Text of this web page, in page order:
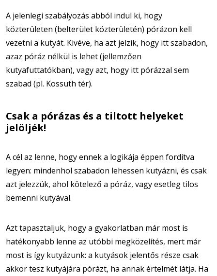
A jelenlegi szabályozás abból indul ki, hogy
közterületen (belterület közterületén) pórázon kell
vezetni a kutyát. Kivéve, ha azt jelzik, hogy itt szabadon,
azaz póráz nélkül is lehet (jellemzően
kutyafuttatókban), vagy azt, hogy itt pórázzal sem
szabad (pl. Kossuth tér).
Csak a pórázas és a tiltott helyeket
jelöljék!
A cél az lenne, hogy ennek a logikája éppen fordítva
legyen: mindenhol szabadon lehessen kutyázni, és csak
azt jelezzük, ahol kötelező a póráz, vagy esetleg tilos
bemenni kutyával.
Azt tapasztaljuk, hogy a gyakorlatban már most is
hatékonyabb lenne az utóbbi megközelítés, mert már
most is így kutyázunk: a kutyások jelentős része csak
akkor tesz kutyájára pórázt, ha annak értelmét látja. Ha